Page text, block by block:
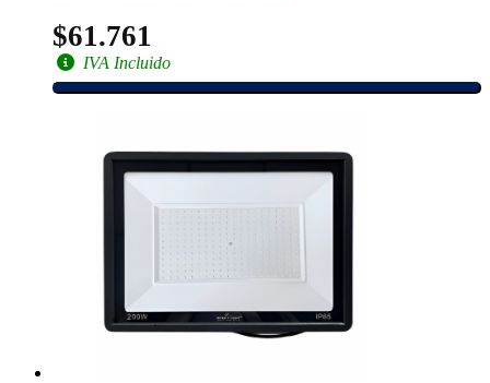
$61.761
IVA Incluido